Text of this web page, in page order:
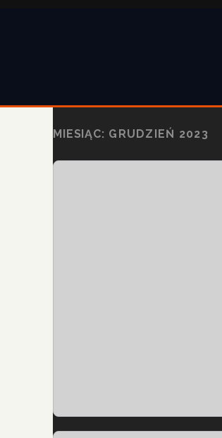
MIESIĄC: GRUDZIEŃ 2023